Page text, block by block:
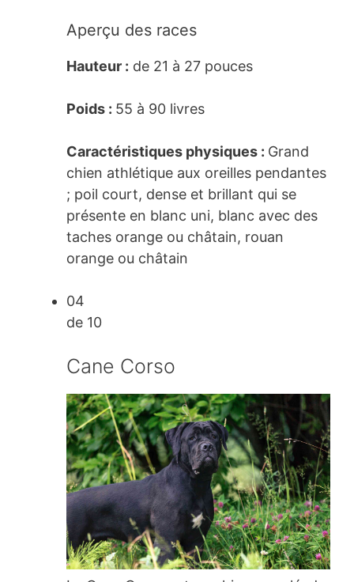
Aperçu des races
Hauteur : de 21 à 27 pouces
Poids : 55 à 90 livres
Caractéristiques physiques : Grand
chien athlétique aux oreilles pendantes
; poil court, dense et brillant qui se
présente en blanc uni, blanc avec des
taches orange ou châtain, rouan
orange ou châtain
04
de 10
Cane Corso